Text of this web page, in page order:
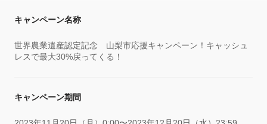
キャンペーン名称
世界農業遺産認定記念 山梨市応援キャンペーン！キャッシュ
レスで最大30%戻ってくる！
キャンペーン期間